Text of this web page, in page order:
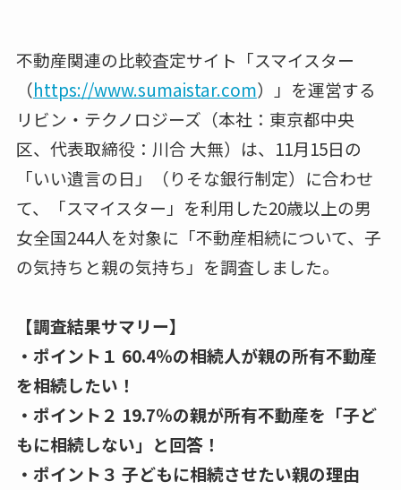
不動産関連の比較査定サイト「スマイスター
（https://www.sumaistar.com）」を運営する
リビン・テクノロジーズ（本社：東京都中央
区、代表取締役：川合 大無）は、11月15日の
「いい遺言の日」（りそな銀行制定）に合わせ
て、「スマイスター」を利用した20歳以上の男
女全国244人を対象に「不動産相続について、子
の気持ちと親の気持ち」を調査しました。
【調査結果サマリー】
・ポイント１ 60.4％の相続人が親の所有不動産
を相続したい！
・ポイント２ 19.7％の親が所有不動産を「子ど
もに相続しない」と回答！
・ポイント３ 子どもに相続させたい親の理由